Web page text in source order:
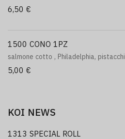
6,50 €
1500 CONO 1PZ
salmone cotto , Philadelphia, pistacchi
5,00 €
KOI NEWS
1313 SPECIAL ROLL